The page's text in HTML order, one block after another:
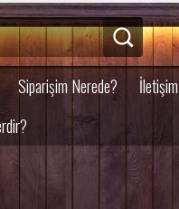
Siparişim Nerede?
İletişim